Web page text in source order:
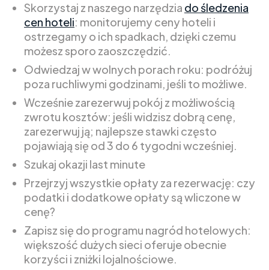
Skorzystaj z naszego narzędzia do śledzenia
cen hoteli: monitorujemy ceny hoteli i
ostrzegamy o ich spadkach, dzięki czemu
możesz sporo zaoszczędzić.
Odwiedzaj w wolnych porach roku: podróżuj
poza ruchliwymi godzinami, jeśli to możliwe.
Wcześnie zarezerwuj pokój z możliwością
zwrotu kosztów: jeśli widzisz dobrą cenę,
zarezerwuj ją; najlepsze stawki często
pojawiają się od 3 do 6 tygodni wcześniej.
Szukaj okazji last minute
Przejrzyj wszystkie opłaty za rezerwację: czy
podatki i dodatkowe opłaty są wliczone w
cenę?
Zapisz się do programu nagród hotelowych:
większość dużych sieci oferuje obecnie
korzyści i zniżki lojalnościowe.